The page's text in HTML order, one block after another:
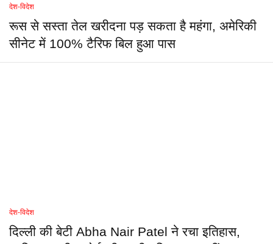
देश-विदेश
रूस से सस्ता तेल खरीदना पड़ सकता है महंगा, अमेरिकी
सीनेट में 100% टैरिफ बिल हुआ पास
देश-विदेश
दिल्ली की बेटी Abha Nair Patel ने रचा इतिहास,